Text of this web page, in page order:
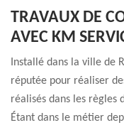
TRAVAUX DE
AVEC KM
Installé dans la ville de
réputée pour réaliser
réalisés dans les règles
Étant dans le métier